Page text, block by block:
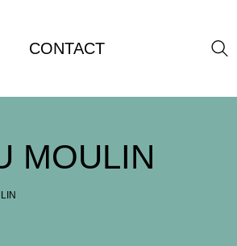
CONTACT
MOULIN